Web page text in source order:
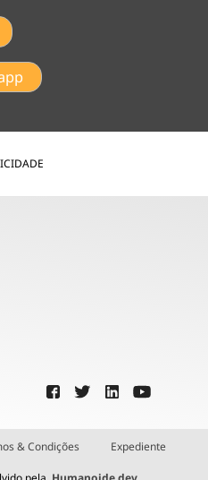
& Condições Expediente